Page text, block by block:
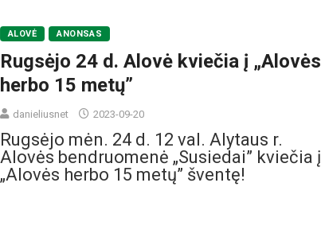
ALOVĖ ANONSAS
Rugsėjo 24 d. Alovė kviečia į „Alovės
herbo 15 metų”
danieliusnet 2023-09-20
Rugsėjo mėn. 24 d. 12 val. Alytaus r.
Alovės bendruomenė „Susiedai” kviečia į
„Alovės herbo 15 metų” šventę!